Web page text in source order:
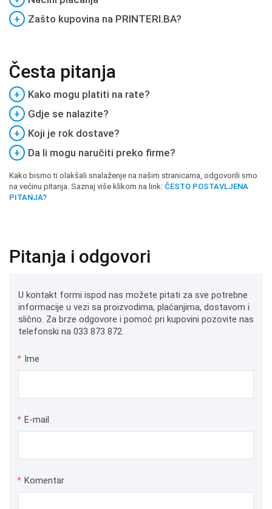
+
Zašto kupovina na PRINTERI.BA?
Česta pitanja
+
Kako mogu platiti na rate?
+
Gdje se nalazite?
+
Koji je rok dostave?
+
Da li mogu naručiti preko firme?
Kako bismo ti olakšali snalaženje na našim stranicama, odgovorili smo
na većinu pitanja. Saznaj više klikom na link: ČESTO POSTAVLJENA
PITANJA?
Pitanja i odgovori
U kontakt formi ispod nas možete pitati za sve potrebne
informacije u vezi sa proizvodima, plaćanjima, dostavom i
slično. Za brze odgovore i pomoć pri kupovini pozovite nas
telefonski na 033 873 872.
* Ime
* E-mail
* Komentar